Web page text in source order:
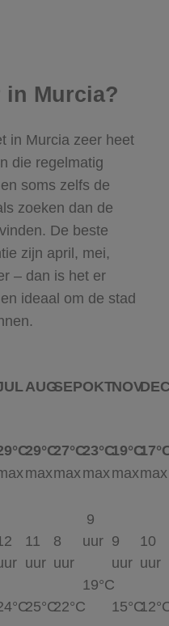
in Murcia?
in Murcia zeer heet
die regelmatig
soms zelfs de
zoeken dan de
De beste
zijn april, mei,
– dan is het er
ideaal om de stad
AUG
29°C
max
11
uur
25°C
SEP
27°C
max
8
uur
22°C
OKT
23°C
max
9
uur
19°C
NOV
19°C
max
9
uur
15°C
max
10
uur